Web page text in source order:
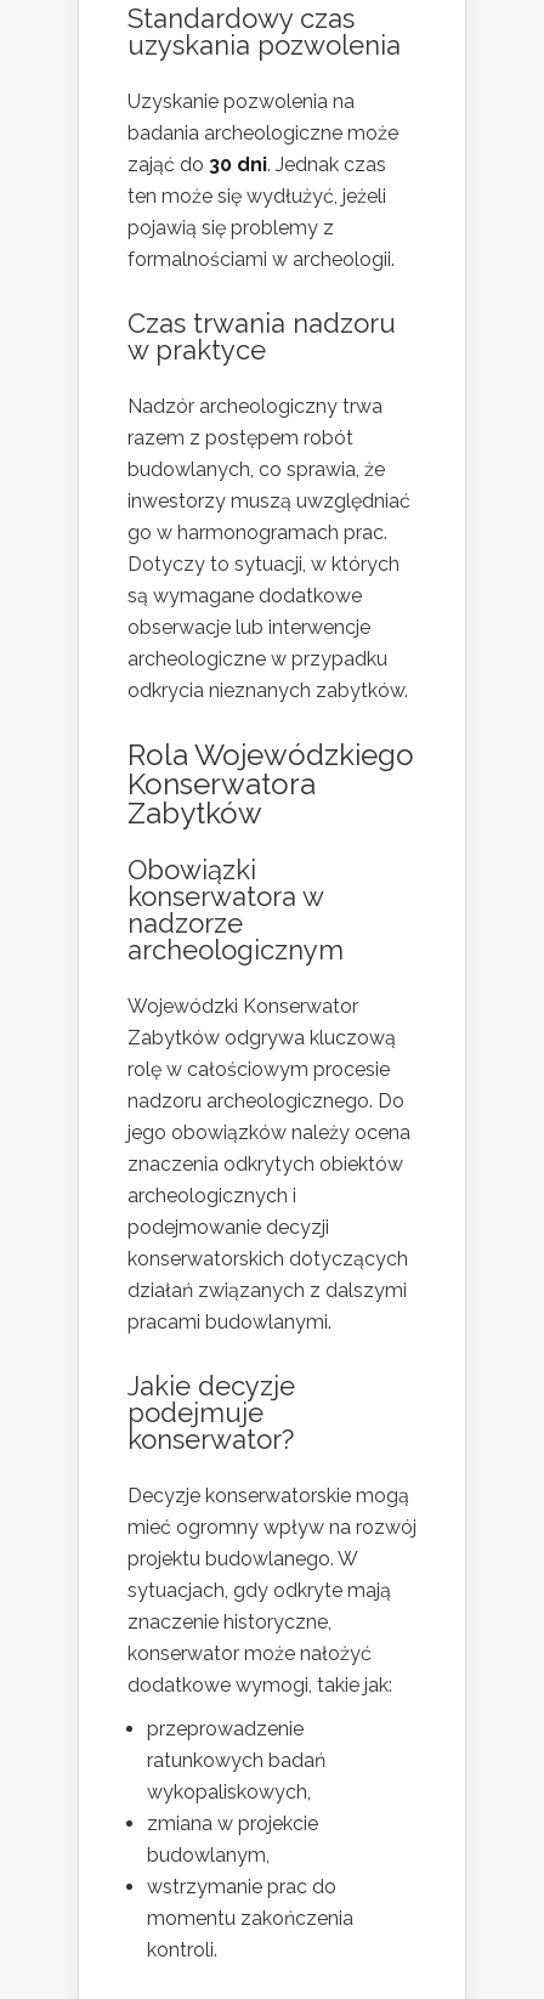
Standardowy czas
uzyskania pozwolenia
Uzyskanie pozwolenia na
badania archeologiczne może
zająć do 30 dni. Jednak czas
ten może się wydłużyć, jeżeli
pojawią się problemy z
formalnościami w archeologii.
Czas trwania nadzoru
w praktyce
Nadzór archeologiczny trwa
razem z postępem robót
budowlanych, co sprawia, że
inwestorzy muszą uwzględniać
go w harmonogramach prac.
Dotyczy to sytuacji, w których
są wymagane dodatkowe
obserwacje lub interwencje
archeologiczne w przypadku
odkrycia nieznanych zabytków.
Rola Wojewódzkiego
Konserwatora
Zabytków
Obowiązki
konserwatora w
nadzorze
archeologicznym
Wojewódzki Konserwator
Zabytków odgrywa kluczową
rolę w całościowym procesie
nadzoru archeologicznego. Do
jego obowiązków należy ocena
znaczenia odkrytych obiektów
archeologicznych i
podejmowanie decyzji
konserwatorskich dotyczących
działań związanych z dalszymi
pracami budowlanymi.
Jakie decyzje
podejmuje
konserwator?
Decyzje konserwatorskie mogą
mieć ogromny wpływ na rozwój
projektu budowlanego. W
sytuacjach, gdy odkryte mają
znaczenie historyczne,
konserwator może nałożyć
dodatkowe wymogi, takie jak:
przeprowadzenie
ratunkowych badań
wykopaliskowych,
zmiana w projekcie
budowlanym,
wstrzymanie prac do
momentu zakończenia
kontroli.